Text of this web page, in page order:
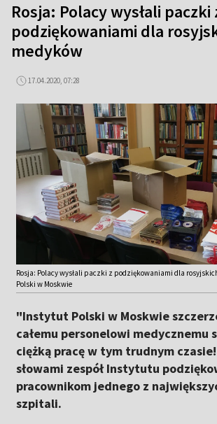
Rosja: Polacy wysłali paczki
podziękowaniami dla
medyków
17.04.2020, 07:28
Rosja: Polacy wysłali paczki z podziękowaniami dla
Polski w Moskwie
"Instytut Polski w Moskwie
całemu personelowi medycznemu
ciężką pracę w tym trudnym
słowami zespół Instytutu
pracownikom jednego z
szpitali.